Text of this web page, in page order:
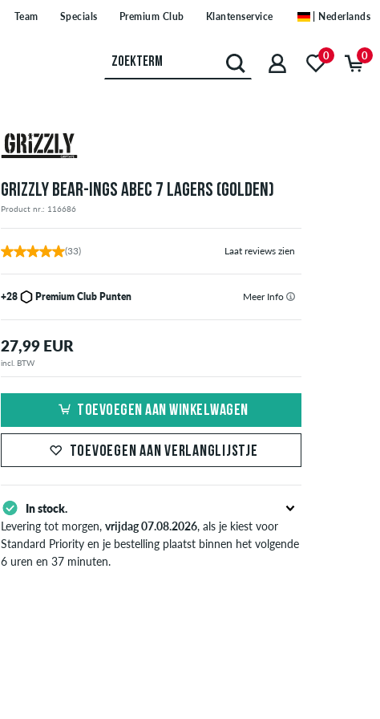
Team Specials Premium Club Klantenservice | Nederlands
0 0
GRIZZLY BEAR-INGS ABEC 7 LAGERS (GOLDEN)
Product nr.: 116686
(33) Laat reviews zien
+28 Premium Club Punten Meer Info
27,99 EUR
incl. BTW
TOEVOEGEN AAN WINKELWAGEN
TOEVOEGEN AAN VERLANGLIJSTJE
In stock.
Levering tot morgen,vrijdag 07.08.2026, als je kiest voor
Standard Priority en je bestelling plaatst binnen het volgende
6 uren en 37 minuten.